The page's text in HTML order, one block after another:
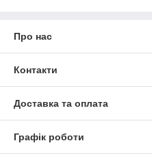
Про нас
Контакти
Доставка та оплата
Графік роботи